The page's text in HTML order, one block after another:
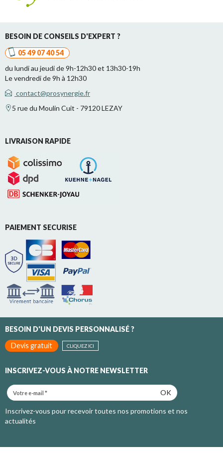
BESOIN DE CONSEILS D'EXPERT ?
05 49 07 40 54
du lundi au jeudi de 9h-12h30 et 13h30-19h
Le vendredi de 9h à 12h30
contact@prosynergie.fr
5 rue du Moulin Cuit - 79120 LEZAY
LIVRAISON RAPIDE
PAIEMENT SECURISE
BESOIN D'UN DEVIS PERSONNALISÉ ?
Devis gratuit
CLIQUEZ ICI
INSCRIVEZ-VOUS À NOTRE NEWSLETTER
OK
Inscrivez-vous pour recevoir toutes nos promotions et nos
actualités